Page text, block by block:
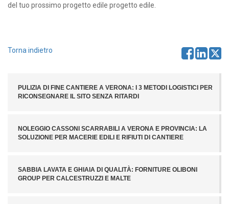
del tuo prossimo progetto edile progetto edile.
Torna indietro
PULIZIA DI FINE CANTIERE A VERONA: I 3 METODI LOGISTICI PER
RICONSEGNARE IL SITO SENZA RITARDI
NOLEGGIO CASSONI SCARRABILI A VERONA E PROVINCIA: LA
SOLUZIONE PER MACERIE EDILI E RIFIUTI DI CANTIERE
SABBIA LAVATA E GHIAIA DI QUALITÀ: FORNITURE OLIBONI
GROUP PER CALCESTRUZZI E MALTE